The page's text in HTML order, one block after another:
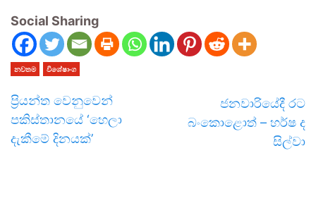
Social Sharing
නවතම විශේෂාංග
ප්‍රියන්ත වෙනුවෙන්
පකිස්තානයේ ‘හෙලා
දැකීමේ දිනයක්’
ජනවාරියේදී රට
බංකොළොත් – හර්ෂ ද
සිල්වා